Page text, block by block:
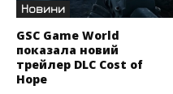
Новини
GSC Game World
показала новий
трейлер DLC Cost of
Hope